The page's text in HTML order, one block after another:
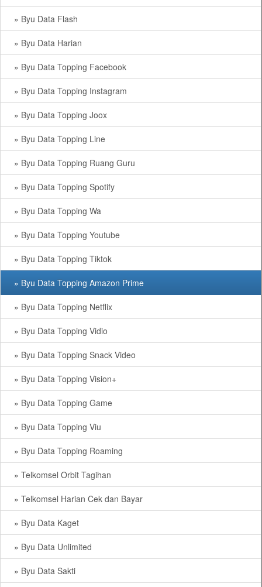
» Byu Data Flash
» Byu Data Harian
» Byu Data Topping Facebook
» Byu Data Topping Instagram
» Byu Data Topping Joox
» Byu Data Topping Line
» Byu Data Topping Ruang Guru
» Byu Data Topping Spotify
» Byu Data Topping Wa
» Byu Data Topping Youtube
» Byu Data Topping Tiktok
» Byu Data Topping Amazon Prime
» Byu Data Topping Netflix
» Byu Data Topping Vidio
» Byu Data Topping Snack Video
» Byu Data Topping Vision+
» Byu Data Topping Game
» Byu Data Topping Viu
» Byu Data Topping Roaming
» Telkomsel Orbit Tagihan
» Telkomsel Harian Cek dan Bayar
» Byu Data Kaget
» Byu Data Unlimited
» Byu Data Sakti